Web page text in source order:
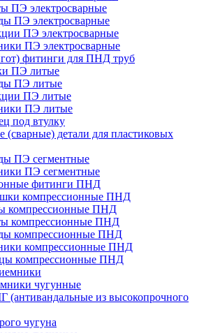
ПЭ электросварные
ПЭ электросварные
ПЭ электросварные
ПЭ электросварные
фитинги для ПНД труб
ПЭ литые
ПЭ литые
ПЭ литые
ПЭ литые
под втулку
(сварные) детали для пластиковых
ПЭ сегментные
ПЭ сегментные
фитинги ПНД
компрессионные ПНД
компрессионные ПНД
компрессионные ПНД
компрессионные ПНД
компрессионные ПНД
компрессионные ПНД
чугунные
из высокопрочного
чугуна